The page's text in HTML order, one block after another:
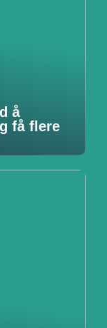
å
få flere